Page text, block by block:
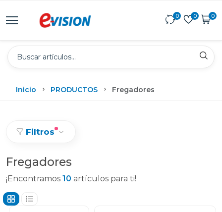
0 0 0
Inicio PRODUCTOS Fregadores
Filtros
Fregadores
¡Encontramos 10 artículos para ti!